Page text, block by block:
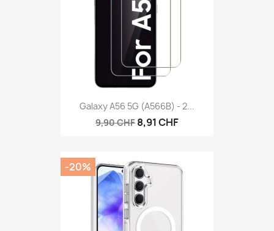
Galaxy A56 5G (A566B) - 2...
9,90 CHF 8,91 CHF
-20%